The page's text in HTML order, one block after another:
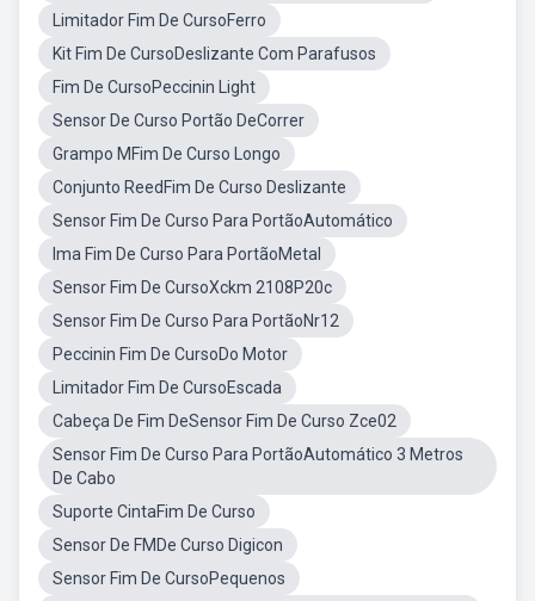
Limitador Fim De CursoFerro
Kit Fim De CursoDeslizante Com Parafusos
Fim De CursoPeccinin Light
Sensor De Curso Portão DeCorrer
Grampo MFim De Curso Longo
Conjunto ReedFim De Curso Deslizante
Sensor Fim De Curso Para PortãoAutomático
Ima Fim De Curso Para PortãoMetal
Sensor Fim De CursoXckm 2108P20c
Sensor Fim De Curso Para PortãoNr12
Peccinin Fim De CursoDo Motor
Limitador Fim De CursoEscada
Cabeça De Fim DeSensor Fim De Curso Zce02
Sensor Fim De Curso Para PortãoAutomático 3 Metros
De Cabo
Suporte CintaFim De Curso
Sensor De FMDe Curso Digicon
Sensor Fim De CursoPequenos